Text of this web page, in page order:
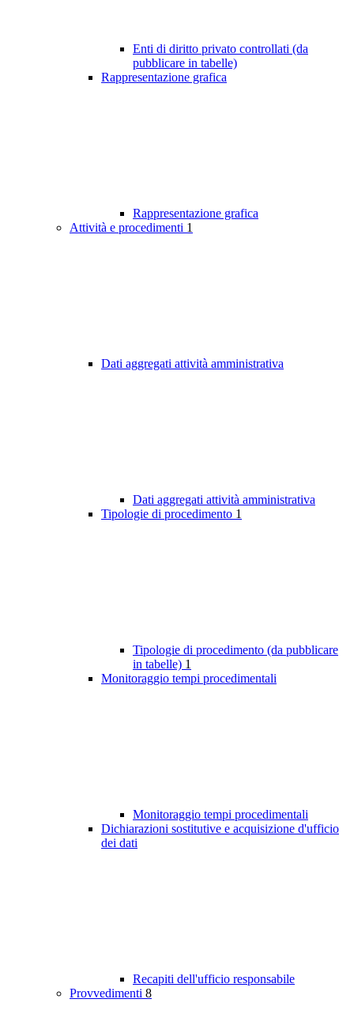
Enti di diritto privato controllati (da
pubblicare in tabelle)
Rappresentazione grafica
Rappresentazione grafica
Attività e procedimenti 1
Dati aggregati attività amministrativa
Dati aggregati attività amministrativa
Tipologie di procedimento 1
Tipologie di procedimento (da pubblicare
in tabelle) 1
Monitoraggio tempi procedimentali
Monitoraggio tempi procedimentali
Dichiarazioni sostitutive e acquisizione d'ufficio
dei dati
Recapiti dell'ufficio responsabile
Provvedimenti 8